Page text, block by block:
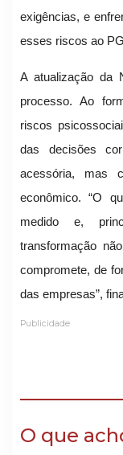
exigências, e
esses riscos ao
A atualização da
processo. Ao
riscos
das decisões
acessória, mas
econômico. “O
medido e,
transformação
compromete, de
das empresas”,
Publicidade
O que